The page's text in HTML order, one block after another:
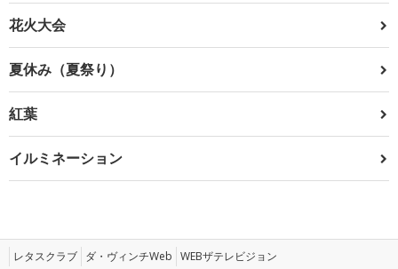
花火大会
夏休み（夏祭り）
紅葉
イルミネーション
レタスクラブ ダ・ヴィンチWeb WEBザテレビジョン